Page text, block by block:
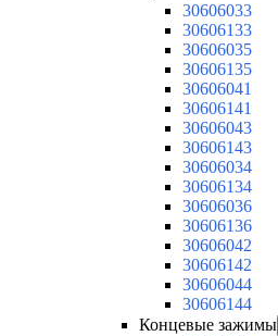
30606033
30606133
30606035
30606135
30606041
30606141
30606043
30606143
30606034
30606134
30606036
30606136
30606042
30606142
30606044
30606144
Концевые зажимы